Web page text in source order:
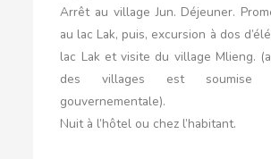
Arrêt au village Jun. Déjeuner.
au lac Lak, puis, excursion à dos
lac Lak et visite du village Mlieng.
des villages est soumise
gouvernementale).
Nuit à l’hôtel ou chez l’habitant.